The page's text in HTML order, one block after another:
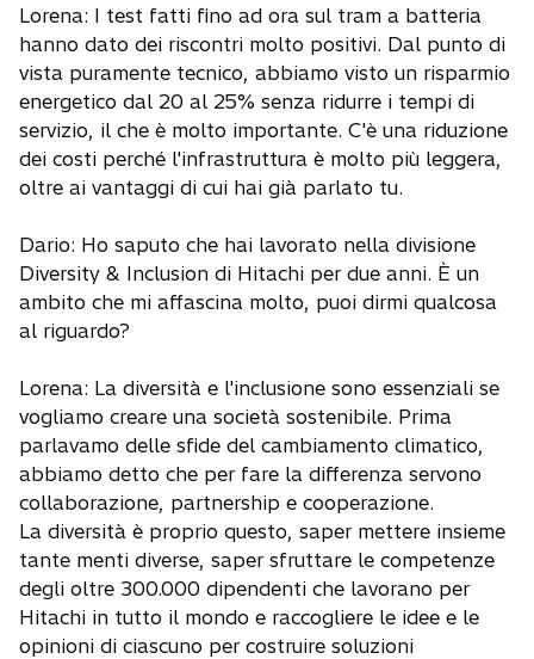
Lorena: I test fatti fino ad ora sul tram a batteria
hanno dato dei riscontri molto positivi. Dal punto di
vista puramente tecnico, abbiamo visto un risparmio
energetico dal 20 al 25% senza ridurre i tempi di
servizio, il che è molto importante. C'è una riduzione
dei costi perché l'infrastruttura è molto più leggera,
oltre ai vantaggi di cui hai già parlato tu.
Dario: Ho saputo che hai lavorato nella divisione
Diversity & Inclusion di Hitachi per due anni. È un
ambito che mi affascina molto, puoi dirmi qualcosa
al riguardo?
Lorena: La diversità e l'inclusione sono essenziali se
vogliamo creare una società sostenibile. Prima
parlavamo delle sfide del cambiamento climatico,
abbiamo detto che per fare la differenza servono
collaborazione, partnership e cooperazione.
La diversità è proprio questo, saper mettere insieme
tante menti diverse, saper sfruttare le competenze
degli oltre 300.000 dipendenti che lavorano per
Hitachi in tutto il mondo e raccogliere le idee e le
opinioni di ciascuno per costruire soluzioni